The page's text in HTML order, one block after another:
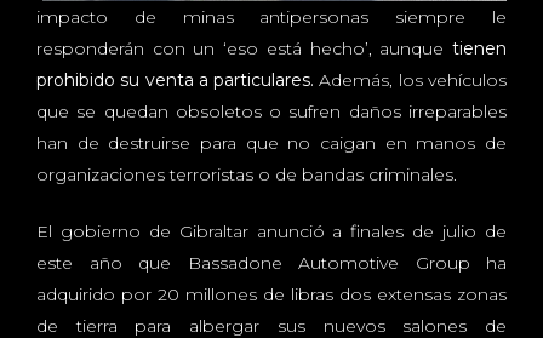
impacto de minas antipersonas siempre le
responderán con un ‘eso está hecho’, aunque tienen
prohibido su venta a particulares.Además, los vehículos
que se quedan obsoletos o sufren daños irreparables
han de destruirse para que no caigan en manos de
organizaciones terroristas o de bandas criminales.
El gobierno de Gibraltar anunció a finales de julio de
este año que Bassadone Automotive Group ha
adquirido por 20 millones de libras dos extensas zonas
de tierra para albergar sus nuevos salones de